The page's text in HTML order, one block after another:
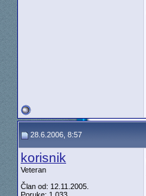
28.6.2006, 8:57
korisnik
Veteran
Član od: 12.11.2005.